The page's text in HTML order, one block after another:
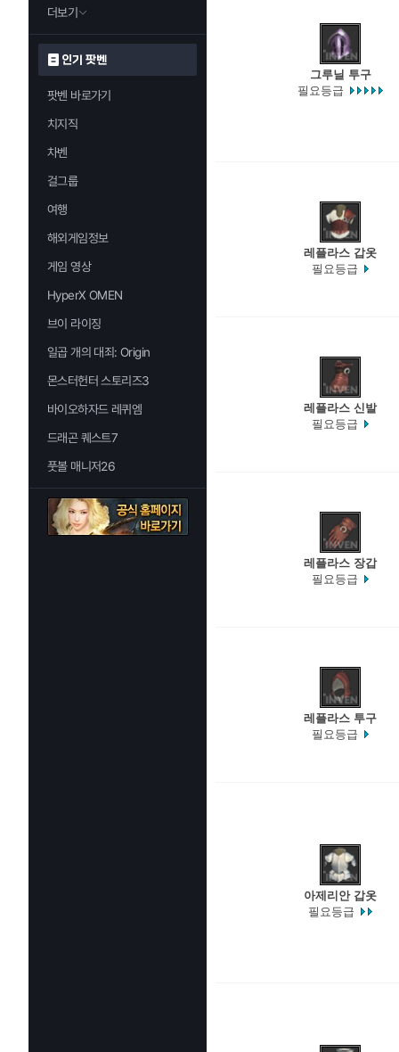
더보기
인기 팟벤
팟벤 바로가기
치지직
차벤
걸그룹
여행
해외게임정보
게임 영상
HyperX OMEN
브이 라이징
일곱 개의 대죄: Origin
몬스터헌터 스토리즈3
바이오하자드 레퀴엠
드래곤 퀘스트7
풋볼 매니저26
그루닐 투구
필요등급
레플라스 갑옷
필요등급
레플라스 신발
필요등급
레플라스 장갑
필요등급
레플라스 투구
필요등급
아제리안 갑옷
필요등급